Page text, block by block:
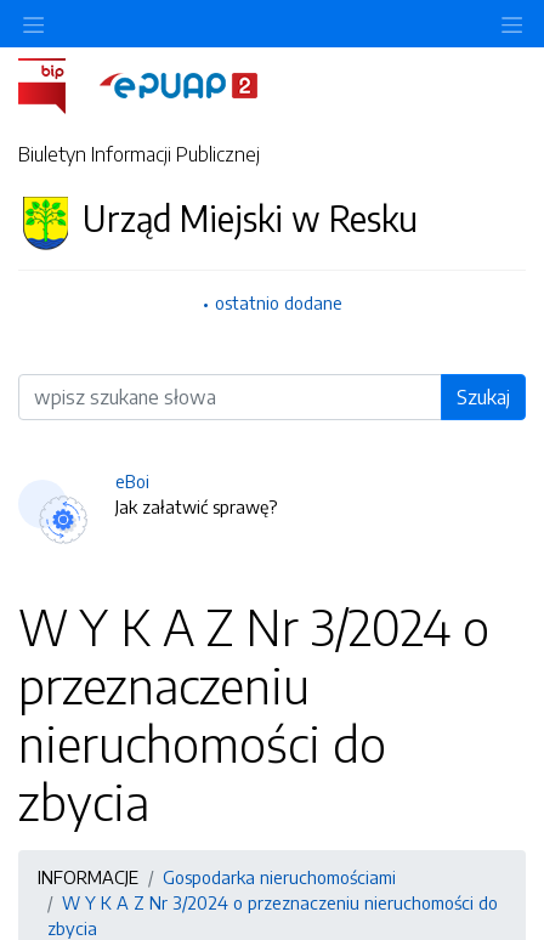
Biuletyn Informacji Publicznej
Urząd Miejski w Resku
ostatnio dodane
Wyszukiwarka Szukaj
eBoi
Jak załatwić sprawę?
W Y K A Z Nr 3/2024 o
przeznaczeniu
nieruchomości do
zbycia
INFORMACJE
Gospodarka nieruchomościami
W Y K A Z Nr 3/2024 o przeznaczeniu nieruchomości do
zbycia